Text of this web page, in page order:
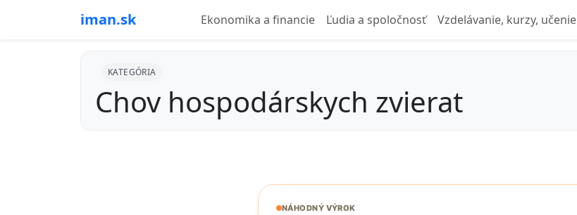
iman.sk Ekonomika a financie Ľudia a spoločnosť Vzdelávanie, kurzy, učenie
KATEGÓRIA
Chov hospodárskych zvierat